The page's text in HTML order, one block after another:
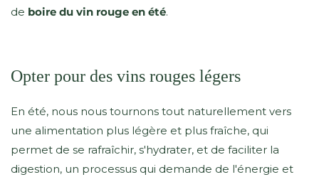
de boire du vin rouge en été.
Opter pour des vins rouges légers
En été, nous nous tournons tout naturellement vers
une alimentation plus légère et plus fraîche, qui
permet de se rafraîchir, s'hydrater, et de faciliter la
digestion, un processus qui demande de l'énergie et